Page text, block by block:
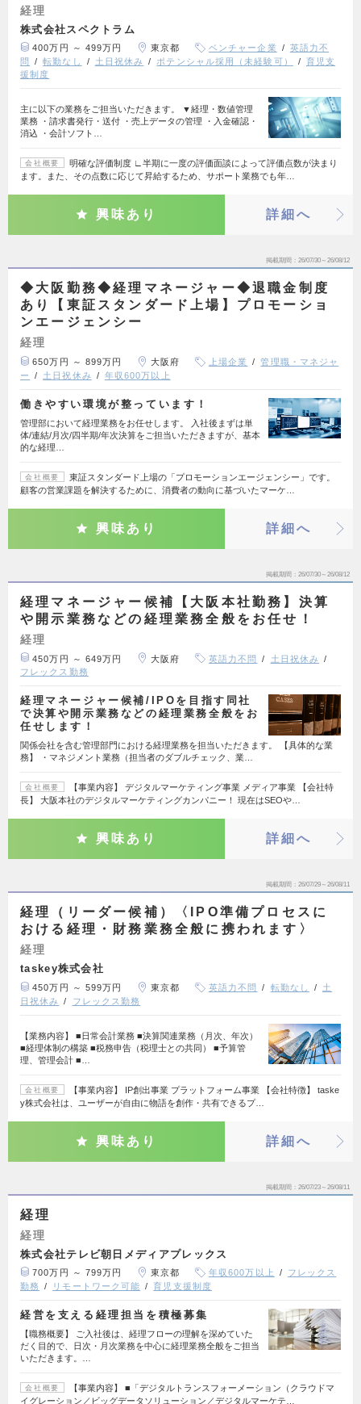
経理
株式会社スペクトラム
400万円 ～ 499万円 東京都 ベンチャー企業
英語力不
問
転勤なし 土日祝休み ポテンシャル採用（未経験可）
育児支
援制度
主に以下の業務をご担当いただきます。 ▼経理・数値管理
業務 ・請求書発行・送付 ・売上データの管理 ・入金確認・
消込 ・会計ソフト…
会社概要
明確な評価制度 ∟半期に一度の評価面談によって評価点数が決まり
ます。また、その点数に応じて昇給するため、サポート業務でも年…
興味あり 詳細へ
掲載期間 26/07/30～26/08/12
◆大阪勤務◆経理マネージャー◆退職金制度
あり【東証スタンダード上場】プロモーショ
ンエージェンシー
経理
650万円 ～ 899万円 大阪府 上場企業
管理職・マネジャ
ー
土日祝休み 年収600万以上
働きやすい環境が整っています！
管理部において経理業務をお任せします。 入社後まずは単
体/連結/月次/四半期/年次決算をご担当いただきますが、基本
的な経理…
会社概要
東証スタンダード上場の「プロモーションエージェンシー」です。
顧客の営業課題を解決するために、消費者の動向に基づいたマーケ…
興味あり 詳細へ
掲載期間 26/07/30～26/08/12
経理マネージャー候補【大阪本社勤務】決算
や開示業務などの経理業務全般をお任せ！
経理
450万円 ～ 649万円 大阪府 英語力不問
土日祝休み
フレックス勤務
経理マネージャー候補/IPOを目指す同社
で決算や開示業務などの経理業務全般をお
任せします！
関係会社を含む管理部門における経理業務を担当いただきます。 【具体的な業
務】 ・マネジメント業務（担当者のダブルチェック、業…
会社概要
【事業内容】 デジタルマーケティング事業 メディア事業 【会社特
長】 大阪本社のデジタルマーケティングカンパニー！ 現在はSEOや…
興味あり 詳細へ
掲載期間 26/07/29～26/08/11
経理（リーダー候補）〈IPO準備プロセスに
おける経理・財務業務全般に携われます〉
経理
taskey株式会社
450万円 ～ 599万円 東京都 英語力不問 転勤なし
土
日祝休み
フレックス勤務
【業務内容】 ■日常会計業務 ■決算関連業務（月次、年次）
■経理体制の構築 ■税務申告（税理士との共同） ■予算管
理、管理会計 ■…
会社概要
【事業内容】 IP創出事業 プラットフォーム事業 【会社特徴】 taske
y株式会社は、ユーザーが自由に物語を創作・共有できるプ…
興味あり 詳細へ
掲載期間 26/07/23～26/08/11
経理
経理
株式会社テレビ朝日メディアプレックス
700万円 ～ 799万円 東京都 年収600万以上
フレックス
勤務
リモートワーク可能 育児支援制度
経営を支える経理担当を積極募集
【職務概要】 ご入社後は、経理フローの理解を深めていた
だく目的で、日次・月次業務を中心に経理業務全般をご担当
いただきます。…
会社概要
【事業内容】 ■「デジタルトランスフォーメーション（クラウドマ
イグレーション／ビッグデータソリューション／デジタルマーケテ…